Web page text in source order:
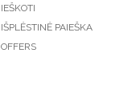
IEŠKOTI
IŠPLĖSTINĖ PAIEŠKA
OFFERS